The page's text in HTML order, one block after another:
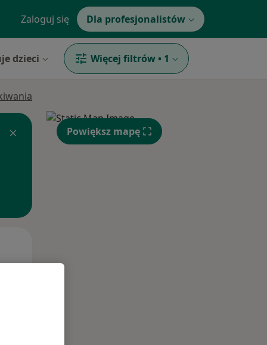
Zaloguj się Dla profesjonalistów
dzieci Więcej filtrów • 1
Powiększ mapę